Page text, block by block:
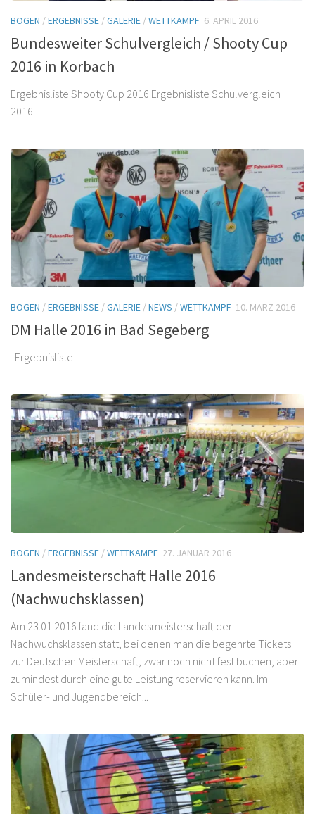
BOGEN /ERGEBNISSE /GALERIE /WETTKAMPF 6. APRIL 2016
Bundesweiter Schulvergleich / Shooty Cup
2016 in Korbach
Ergebnisliste Shooty Cup 2016 Ergebnisliste Schulvergleich
2016
BOGEN /ERGEBNISSE /GALERIE /NEWS /WETTKAMPF 10. MÄRZ 2016
DM Halle 2016 in Bad Segeberg
Ergebnisliste
BOGEN /ERGEBNISSE /WETTKAMPF 27. JANUAR 2016
Landesmeisterschaft Halle 2016
(Nachwuchsklassen)
Am 23.01.2016 fand die Landesmeisterschaft der
Nachwuchsklassen statt, bei denen man die begehrte Tickets
zur Deutschen Meisterschaft, zwar noch nicht fest buchen, aber
zumindest durch eine gute Leistung reservieren kann. Im
Schüler- und Jugendbereich...